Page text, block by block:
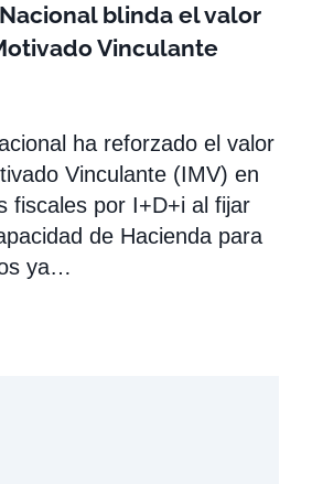
blinda el valor
Vinculante
ha reforzado el valor
Vinculante (IMV) en
fiscales por I+D+i al fijar
de Hacienda para
ya…